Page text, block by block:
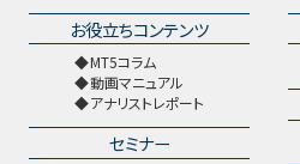
お役立ちコンテンツ
MT5コラム
動画マニュアル
アナリストレポート
セミナー